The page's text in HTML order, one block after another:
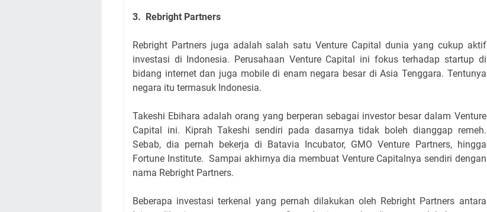
3. Rebright Partners
Rebright Partners juga adalah salah satu Venture Capital dunia yang cukup aktif
investasi di Indonesia. Perusahaan Venture Capital ini fokus terhadap startup di
bidang internet dan juga mobile di enam negara besar di Asia Tenggara. Tentunya
negara itu termasuk Indonesia.
Takeshi Ebihara adalah orang yang berperan sebagai investor besar dalam Venture
Capital ini. Kiprah Takeshi sendiri pada dasarnya tidak boleh dianggap remeh.
Sebab, dia pernah bekerja di Batavia Incubator, GMO Venture Partners, hingga
Fortune Institute. Sampai akhirnya dia membuat Venture Capitalnya sendiri dengan
nama Rebright Partners.
Beberapa investasi terkenal yang pernah dilakukan oleh Rebright Partners antara